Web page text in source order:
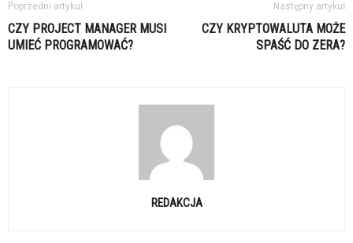
Poprzedni artykuł
CZY PROJECT MANAGER MUSI
UMIEĆ PROGRAMOWAĆ?
Następny artykuł
CZY KRYPTOWALUTA MOŻE
SPAŚĆ DO ZERA?
REDAKCJA